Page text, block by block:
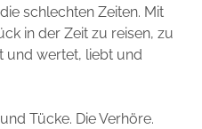
schlechten Zeiten. Mit
in der Zeit zu reisen, zu
und wertet, liebt und
Tücke. Die Verhöre.